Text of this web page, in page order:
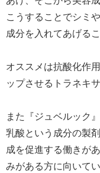
こうすることでシミ
成分を入れてあげる
オススメは抗酸化作
ップさせるトラネキ
また『ジュベルック
乳酸という成分の製
成を促進する働きが
みがある方に向いてい